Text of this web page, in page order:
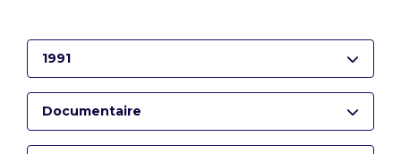
1991
Documentaire